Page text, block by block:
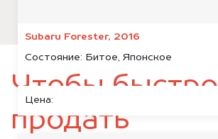
Subaru Forester, 2016
Состояние: Битое, Японское
Цена:
Чтобы быстро
продать